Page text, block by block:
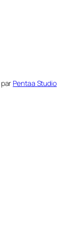
Pentaa Studio